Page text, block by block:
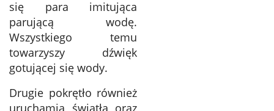
się para imitująca
parującą wodę.
Wszystkiego temu
towarzyszy dźwięk
gotującej się wody.
Drugie pokrętło również